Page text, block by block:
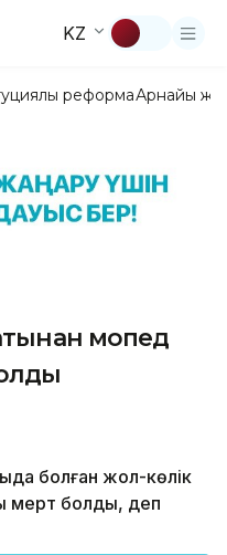
KZ
реформаАрнайы
мопед
болған жол-көлік
мерт болды, деп